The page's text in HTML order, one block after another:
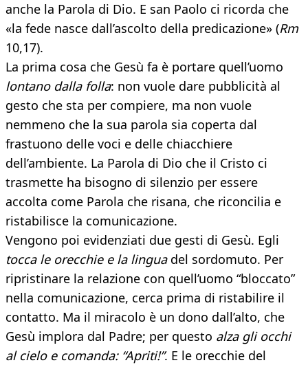
anche la Parola di Dio. E san Paolo ci ricorda che
«la fede nasce dall’ascolto della predicazione» (Rm
10,17).
La prima cosa che Gesù fa è portare quell’uomo
lontano dalla folla: non vuole dare pubblicità al
gesto che sta per compiere, ma non vuole
nemmeno che la sua parola sia coperta dal
frastuono delle voci e delle chiacchiere
dell’ambiente. La Parola di Dio che il Cristo ci
trasmette ha bisogno di silenzio per essere
accolta come Parola che risana, che riconcilia e
ristabilisce la comunicazione.
Vengono poi evidenziati due gesti di Gesù. Egli
tocca le orecchie e la linguadel sordomuto. Per
ripristinare la relazione con quell’uomo “bloccato”
nella comunicazione, cerca prima di ristabilire il
contatto. Ma il miracolo è un dono dall’alto, che
Gesù implora dal Padre; per questo alza gli occhi
al cielo e comanda: “Apriti!”. E le orecchie del